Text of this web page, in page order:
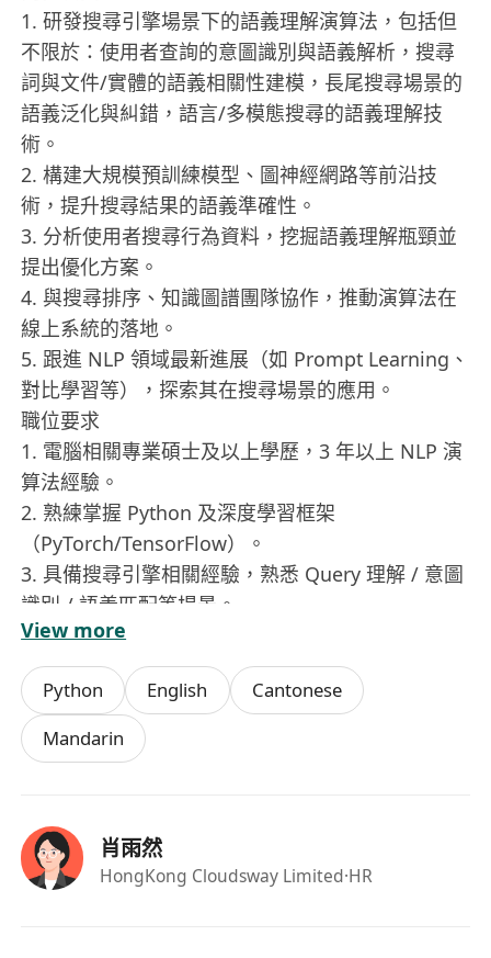
1. 研發搜尋引擎場景下的語義理解演算法，包括但
不限於：使用者查詢的意圖識別與語義解析，搜尋
詞與文件/實體的語義相關性建模，長尾搜尋場景的
語義泛化與糾錯，語言/多模態搜尋的語義理解技
術。
2. 構建大規模預訓練模型、圖神經網路等前沿技
術，提升搜尋結果的語義準確性。
3. 分析使用者搜尋行為資料，挖掘語義理解瓶頸並
提出優化方案。
4. 與搜尋排序、知識圖譜團隊協作，推動演算法在
線上系統的落地。
5. 跟進 NLP 領域最新進展（如 Prompt Learning、
對比學習等），探索其在搜尋場景的應用。
職位要求
1. 電腦相關專業碩士及以上學歷，3 年以上 NLP 演
算法經驗。
2. 熟練掌握 Python 及深度學習框架
（PyTorch/TensorFlow）。
3. 具備搜尋引擎相關經驗，熟悉 Query 理解 / 意圖
識別 / 語義匹配等場景。
4. 熟悉 BERT、Transformer 等模型，有海量資料
訓練優化經驗。
5. 具備以下經驗者優先：
- 實際參與過搜尋語義理解系統開發
- 熟悉 Elasticsearch / Lucene 等搜尋技術
View more
Python English
Cantonese
Mandarin
肖雨然
HongKong Cloudsway Limited·HR